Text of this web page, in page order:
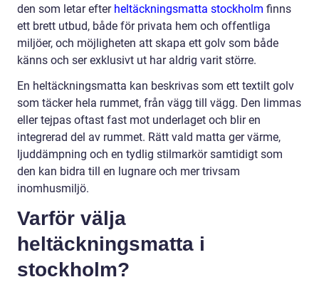
den som letar efter heltäckningsmatta stockholm finns
ett brett utbud, både för privata hem och offentliga
miljöer, och möjligheten att skapa ett golv som både
känns och ser exklusivt ut har aldrig varit större.
En heltäckningsmatta kan beskrivas som ett textilt golv
som täcker hela rummet, från vägg till vägg. Den limmas
eller tejpas oftast fast mot underlaget och blir en
integrerad del av rummet. Rätt vald matta ger värme,
ljuddämpning och en tydlig stilmarkör samtidigt som
den kan bidra till en lugnare och mer trivsam
inomhusmiljö.
Varför välja
heltäckningsmatta i
stockholm?